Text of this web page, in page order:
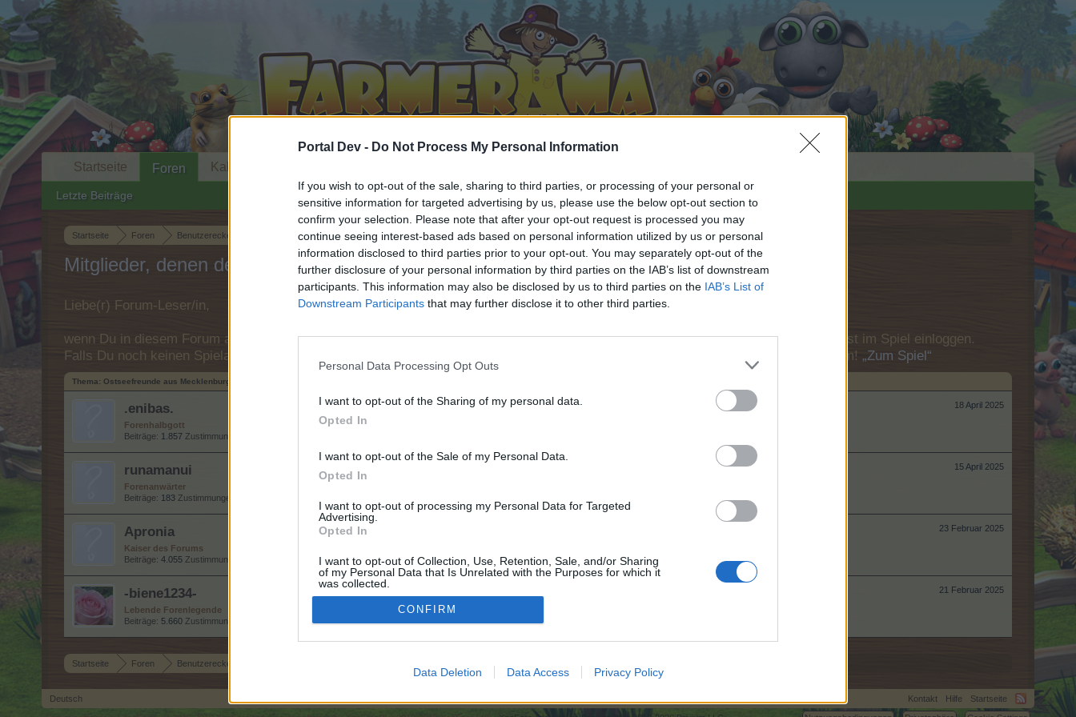
Portal Dev - Do Not Process My Personal Information
If you wish to opt-out of the sale, sharing to third parties, or processing of your personal or
sensitive information for targeted advertising by us, please use the below opt-out section to
confirm your selection. Please note that after your opt-out request is processed you may
continue seeing interest-based ads based on personal information utilized by us or personal
information disclosed to third parties prior to your opt-out. You may separately opt-out of the
further disclosure of your personal information by third parties on the IAB’s list of downstream
participants. This information may also be disclosed by us to third parties on the IAB’s List of
Downstream Participants that may further disclose it to other third parties.
Personal Data Processing Opt Outs
I want to opt-out of the Sharing of my personal data.
Opted In
I want to opt-out of the Sale of my Personal Data.
Opted In
I want to opt-out of processing my Personal Data for Targeted
Advertising.
Opted In
I want to opt-out of Collection, Use, Retention, Sale, and/or Sharing
of my Personal Data that Is Unrelated with the Purposes for which it
was collected.
Opted Out
CONFIRM
Data Deletion Data Access Privacy Policy
Startseite Foren Benutzerecke Speakers Corner Ostseefreunde aus Mecklenburg-Vorpommern
Mitglieder, denen der Beitrag #367 gefällt
Liebe(r) Forum-Leser/in,
wenn Du in diesem Forum aktiv an den Gesprächen teilnehmen oder eigene Themen starten möchtest, musst Du Dich bitte zunächst im Spiel einloggen.
Falls Du noch keinen Spielaccount besitzt, bitte registriere Dich neu. Wir freuen uns auf Deinen nächsten Besuch in unserem Forum! „Zum Spiel“
Thema: Ostseefreunde aus Mecklenburg-Vorpommern
18 April 2025
.enibas.
Forenhalbgott
Beiträge: 1.857 Zustimmungen:
15 April 2025
runamanui
Forenanwärter
Beiträge: 183 Zustimmungen:
23 Februar 2025
Apronia
Kaiser des Forums
Beiträge: 4.055 Zustimmungen: Punkte für Erfolge: 4.100
21 Februar 2025
-biene1234-
Lebende Forenlegende
Beiträge: 5.660 Zustimmungen: Punkte für Erfolge:
Startseite Foren Benutzerecke
Startseite Foren
Letzte Beiträge
Kalender
Deutsch Kontakt Hilfe
Startseite